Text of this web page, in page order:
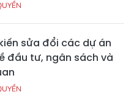
sửa đổi các dự án
đầu tư, ngân sách và